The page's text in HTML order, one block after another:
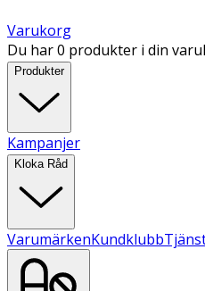
Varukorg
Du har 0 produkter i din
Produkter
Kampanjer
Kloka Råd
VarumärkenKundklubb